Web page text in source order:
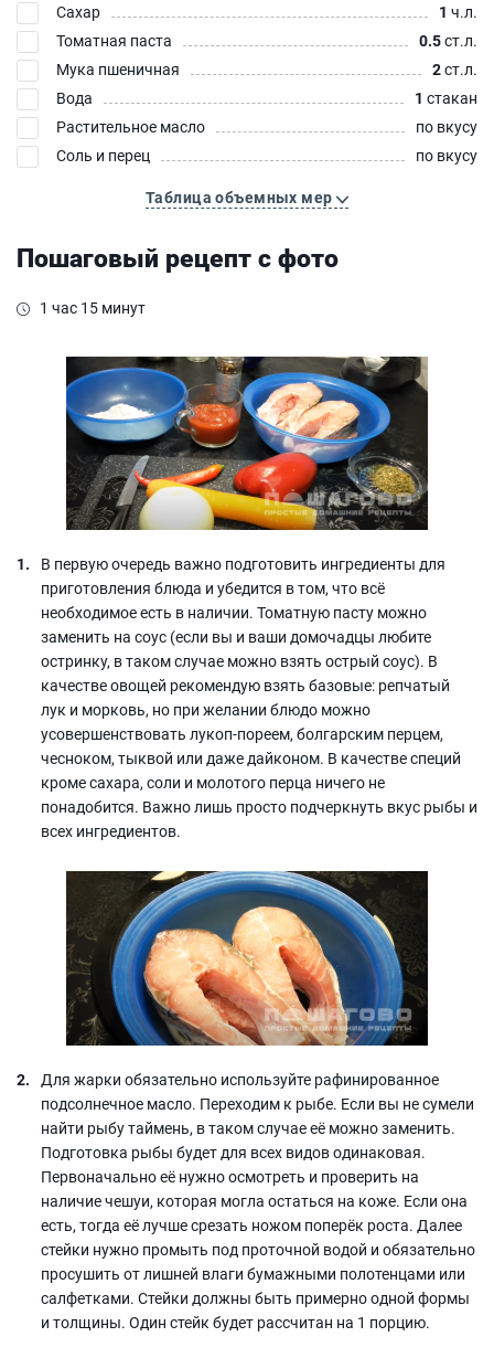
Сахар
1 ч.л.
Томатная паста
0.5ст.л.
Мука пшеничная
2ст.л.
Вода
1 стакан
Растительное масло
по вкусу
Соль и перец
по вкусу
Таблица объемных мер
Пошаговый рецепт с фото
1 час 15 минут
В первую очередь важно подготовить ингредиенты для
приготовления блюда и убедится в том, что всё
необходимое есть в наличии. Томатную пасту можно
заменить на соус (если вы и ваши домочадцы любите
остринку, в таком случае можно взять острый соус). В
качестве овощей рекомендую взять базовые: репчатый
лук и морковь, но при желании блюдо можно
усовершенствовать лукоп-пореем, болгарским перцем,
чесноком, тыквой или даже дайконом. В качестве специй
кроме сахара, соли и молотого перца ничего не
понадобится. Важно лишь просто подчеркнуть вкус рыбы и
всех ингредиентов.
Для жарки обязательно используйте рафинированное
подсолнечное масло. Переходим к рыбе. Если вы не сумели
найти рыбу таймень, в таком случае её можно заменить.
Подготовка рыбы будет для всех видов одинаковая.
Первоначально её нужно осмотреть и проверить на
наличие чешуи, которая могла остаться на коже. Если она
есть, тогда её лучше срезать ножом поперёк роста. Далее
стейки нужно промыть под проточной водой и обязательно
просушить от лишней влаги бумажными полотенцами или
салфетками. Стейки должны быть примерно одной формы
и толщины. Один стейк будет рассчитан на 1 порцию.